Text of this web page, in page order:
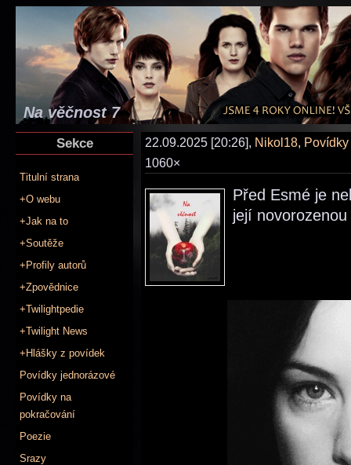
Na věčnost 7
Sekce
Titulní strana
+O webu
+Jak na to
+Soutěže
+Profily autorů
+Zpovědnice
+Twilightpedie
+Twilight News
+Hlášky z povídek
Povídky jednorázové
Povídky na
pokračování
Poezie
Srazy
22.09.2025 [20:26], Nikol18,
1060×
Před Esmé je
její